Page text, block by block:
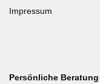
Impressum
Persönliche Beratung